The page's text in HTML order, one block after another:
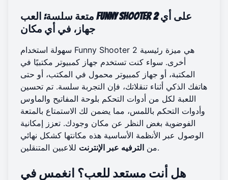
متعة سلسة: العب Funny Shooter 2 على أي
جهاز، في أي مكان
سهولة استخدام Funny Shooter 2 هي ميزة رئيسية
أخرى. سواء كنت تستخدم جهاز كمبيوتر مكتبيًا في
المكتبة، أو جهاز كمبيوتر محمول في المكتب، أو حتى
هاتفك الذكي أثناء تنقلاتك، فإن التجربة سلسة. تم تحسين
اللعبة لكل من أدوات التحكم بلوحة المفاتيح والماوس
وأدوات التحكم باللمس، مما يضمن لك الاستمتاع بالمتعة
الفوضوية بغض النظر عن مكان وجودك. تعزز إمكانية
الوصول عبر الأنظمة الأساسية هذه مكانتها كشكل نهائي
من الترفيه عبر الإنترنت للاعبين المتنقلين.
هل أنت مستعد للعب؟ انغمس في